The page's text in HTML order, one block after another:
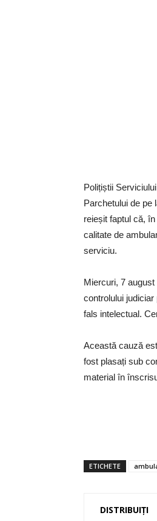
Polițiștii
Parchetului de pe
reieșit faptul că,
calitate de
serviciu.
Miercuri, 7
controlului
fals intelectual.
Această cauză
fost plasați sub
material în
ETICHETE
DISTRIBUIȚI